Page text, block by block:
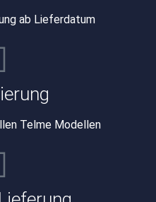
ab Lieferdatum
Telme Modellen